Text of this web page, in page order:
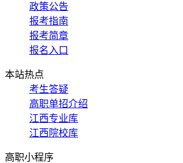
政策公告
报考指南
报考简章
报名入口
本站热点
考生答疑
高职单招介绍
江西专业库
江西院校库
高职小程序